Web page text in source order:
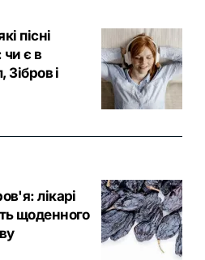
пісні
є в
Зібров і
лікарі
щоденного